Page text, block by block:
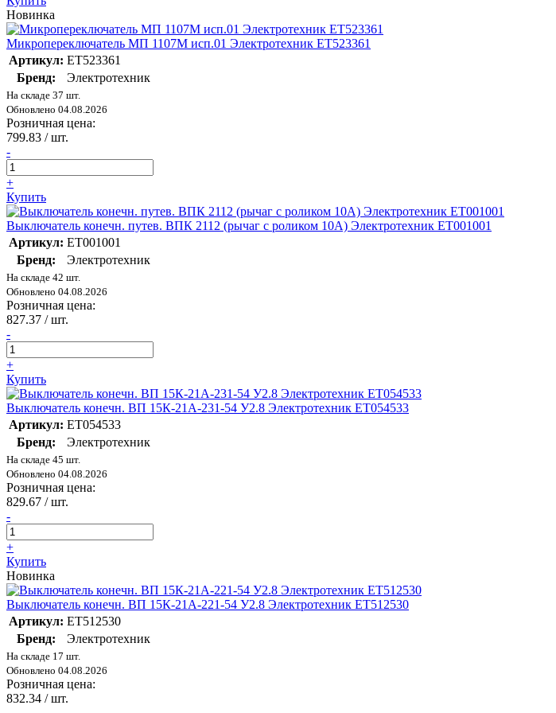
Новинка
Микропереключатель МП 1107М исп.01 Электротехник ET523361
Артикул: ET523361
Бренд:
Электротехник
На складе 37 шт.
Обновлено 04.08.2026
Розничная цена:
799.83 / шт.
-
+
Купить
Выключатель конечн. путев. ВПК 2112 (рычаг с роликом 10A) Электротехник ET001001
Артикул: ET001001
Бренд:
Электротехник
На складе 42 шт.
Обновлено 04.08.2026
Розничная цена:
827.37 / шт.
-
+
Купить
Выключатель конечн. ВП 15К-21А-231-54 У2.8 Электротехник ET054533
Артикул: ET054533
Бренд:
Электротехник
На складе 45 шт.
Обновлено 04.08.2026
Розничная цена:
829.67 / шт.
-
+
Купить
Новинка
Выключатель конечн. ВП 15К-21А-221-54 У2.8 Электротехник ET512530
Артикул: ET512530
Бренд:
Электротехник
На складе 17 шт.
Обновлено 04.08.2026
Розничная цена:
832.34 / шт.